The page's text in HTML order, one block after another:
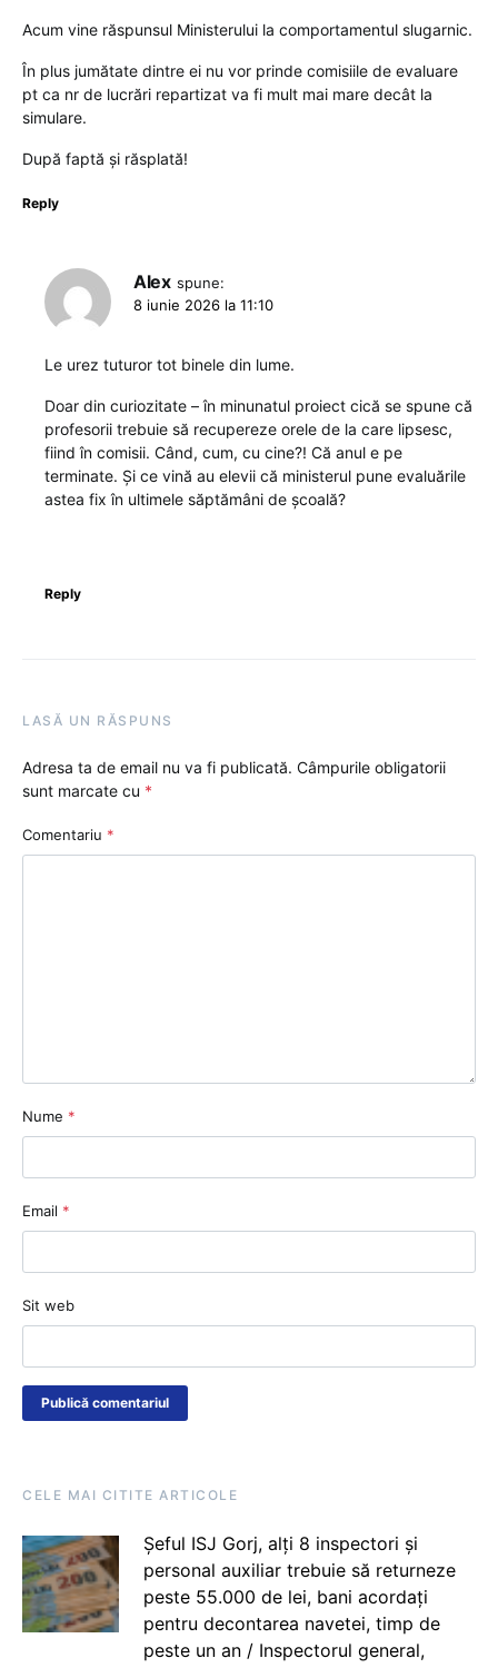
Acum vine răspunsul Ministerului la comportamentul slugarnic.
În plus jumătate dintre ei nu vor prinde comisiile de evaluare
pt ca nr de lucrări repartizat va fi mult mai mare decât la
simulare.
După faptă și răsplată!
Reply
Alex spune:
8 iunie 2026 la 11:10
Le urez tuturor tot binele din lume.
Doar din curiozitate – în minunatul proiect cică se spune că
profesorii trebuie să recupereze orele de la care lipsesc,
fiind în comisii. Când, cum, cu cine?! Că anul e pe
terminate. Și ce vină au elevii că ministerul pune evaluările
astea fix în ultimele săptămâni de școală?
Reply
LASĂ UN RĂSPUNS
Adresa ta de email nu va fi publicată. Câmpurile obligatorii
sunt marcate cu *
Comentariu *
Nume *
Email *
Sit web
CELE MAI CITITE ARTICOLE
Șeful ISJ Gorj, alți 8 inspectori și
personal auxiliar trebuie să returneze
peste 55.000 de lei, bani acordați
pentru decontarea navetei, timp de
peste un an / Inspectorul general,